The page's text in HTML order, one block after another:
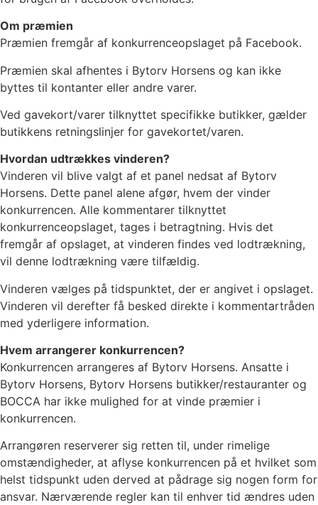
Om præmien
Præmien fremgår af konkurrenceopslaget på Facebook.
Præmien skal afhentes i Bytorv Horsens og kan ikke
byttes til kontanter eller andre varer.
Ved gavekort/varer tilknyttet specifikke butikker, gælder
butikkens retningslinjer for gavekortet/varen.
Hvordan udtrækkes vinderen?
Vinderen vil blive valgt af et panel nedsat af Bytorv
Horsens. Dette panel alene afgør, hvem der vinder
konkurrencen. Alle kommentarer tilknyttet
konkurrenceopslaget, tages i betragtning. Hvis det
fremgår af opslaget, at vinderen findes ved lodtrækning,
vil denne lodtrækning være tilfældig.
Vinderen vælges på tidspunktet, der er angivet i opslaget.
Vinderen vil derefter få besked direkte i kommentartråden
med yderligere information.
Hvem arrangerer konkurrencen?
Konkurrencen arrangeres af Bytorv Horsens. Ansatte i
Bytorv Horsens, Bytorv Horsens butikker/restauranter og
BOCCA har ikke mulighed for at vinde præmier i
konkurrencen.
Arrangøren reserverer sig retten til, under rimelige
omstændigheder, at aflyse konkurrencen på et hvilket som
helst tidspunkt uden derved at pådrage sig nogen form for
ansvar. Nærværende regler kan til enhver tid ændres uden